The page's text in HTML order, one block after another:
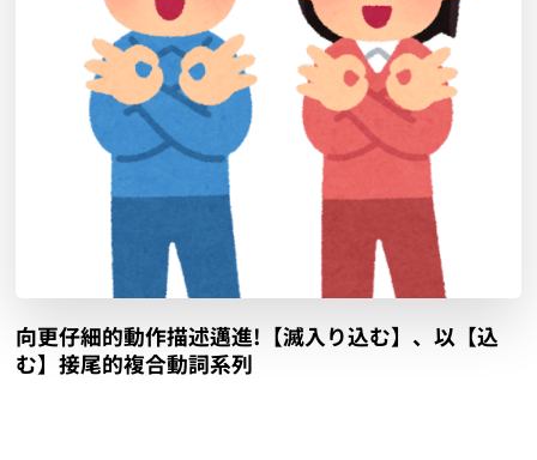
向更仔細的動作描述邁進!【滅入り込む】、以【込
む】接尾的複合動詞系列